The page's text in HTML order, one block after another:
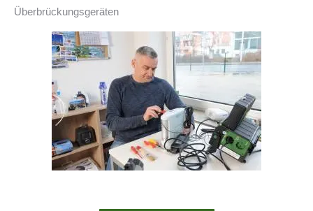
Überbrückungsgeräten